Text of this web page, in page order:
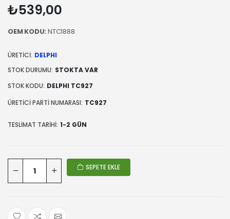
₺539,00
OEM KODU:NTC1888
ÜRETICI: DELPHI
STOK DURUMU: STOKTA VAR
STOK KODU: DELPHI TC927
ÜRETICI PARTI NUMARASI: TC927
TESLIMAT TARIHI: 1-2 GÜN
SEPETE EKLE